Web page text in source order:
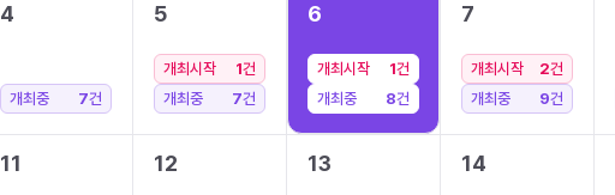
4
개최중 7건
5
개최시작 1건
개최중
7건
6
개최시작 1건
개최중
8건
7
개최시작 2건
개최중
9건
11 12 13 14